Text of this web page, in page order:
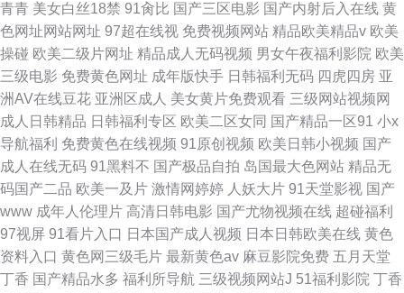
青青 美女白丝18禁 91肏比 国产三区电影 国产内射后入在线 黄
色网址网站网址 97超在线视 免费视频网站 精品欧美精品v 欧美
操碰 欧美二级片网址 精品成人无码视频 男女午夜福利影院 欧美
三级电影 免费黄色网址 成年版快手 日韩福利无码 四虎四房 亚
洲AV在线豆花 亚洲区成人 美女黄片免费观看 三级网站视频网
成人日韩精品 日韩福利专区 欧美二区女同 国产精品一区91 小x
导航福利 免费黄色在线视频 91原创视频 欧美日韩小视频 国产
成人在线无码 91黑料不 国产极品自拍 岛国最大色网站 精品无
码国产二品 欧美一及片 激情网婷婷 人妖大片 91天堂影视 国产
www 成年人伦理片 高清日韩电影 国产尤物视频在线 超碰福利
97视屏 91看片入口 日本国产成人视频 日本日韩欧美在线 黄色
资料入口 黄色网三级毛片 最新黄色av 麻豆影院免费 五月天堂
丁香 国产精品水多 福利所导航 三级视频网站J 51福利影院 丁香